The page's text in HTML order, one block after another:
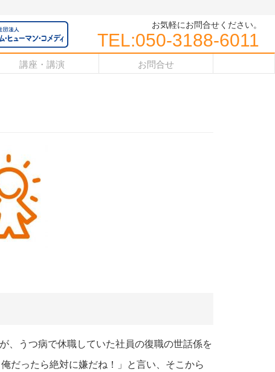
お気軽にお問合せください。
TEL:050-3188-6011
講座・講演 お問合せ
、うつ病で休職していた社員の復職の世話係を
だったら絶対に嫌だね！」と言い、そこから